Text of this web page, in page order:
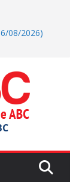
08/2026)
Santo
lei do Pix
Serra hoje
hoje